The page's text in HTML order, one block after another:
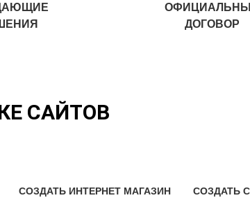
ДОГОВОР
САЙТОВ
СОЗДАТЬ ИНТЕРНЕТ МАГАЗИН СОЗДАТЬ